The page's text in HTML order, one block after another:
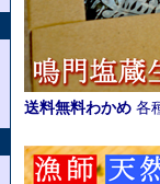
送料無料わかめ 各